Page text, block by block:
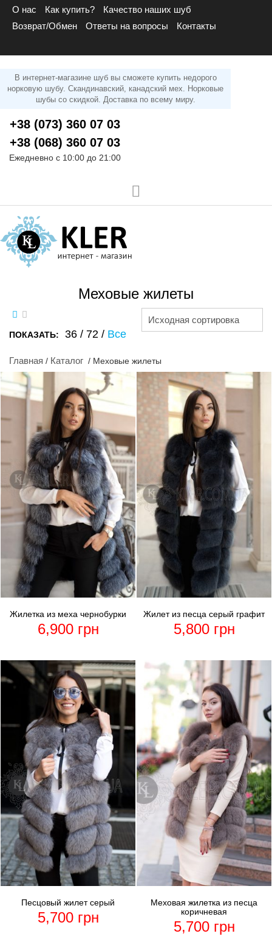
О нас Как купить?
Качество наших шуб
Возврат/Обмен
Ответы на вопросы Контакты
В интернет-магазине шуб вы сможете купить недорого
норковую шубу. Скандинавский, канадский мех. Норковые
шубы со скидкой. Доставка по всему миру.
+38 (073) 360 07 03
+38 (068) 360 07 03
Ежедневно с 10:00 до 21:00
Меховые жилеты
Исходная сортировка
ПОКАЗАТЬ: 36 / 72 / Все
Главная / Каталог / Меховые жилеты
Жилет из песца серый графит
5,800 грн
Жилетка из меха чернобурки
6,900 грн
Меховая жилетка из песца
коричневая
5,700 грн
Песцовый жилет серый
5,700 грн